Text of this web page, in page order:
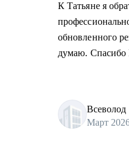
К Татьяне я
обновленного
думаю. Спасибо
Всеволод
Март